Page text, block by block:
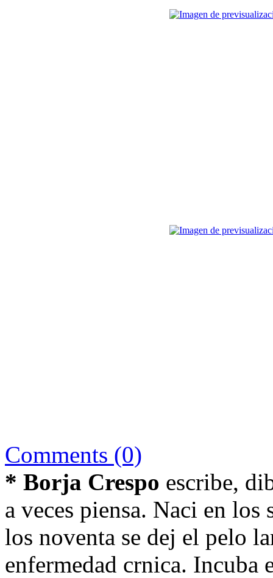
Comments (0)
* Borja Crespo escribe,
a veces piensa. Naci en los
los noventa se dej el pelo
enfermedad crnica. Incuba